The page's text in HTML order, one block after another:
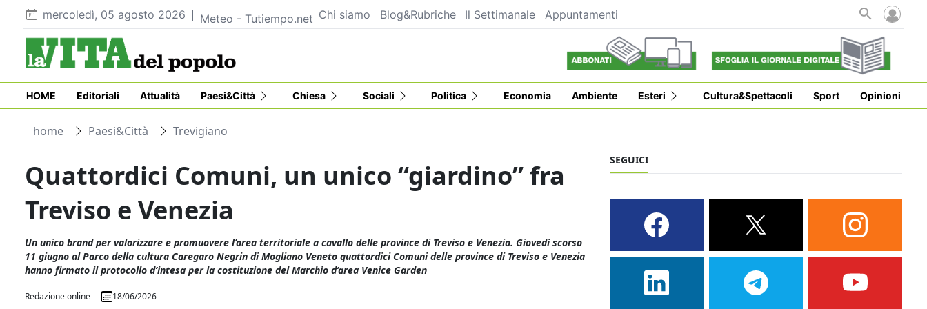
mercoledì, 05 agosto 2026 Meteo - Tutiempo.net Chi siamo Blog&Rubriche Il Settimanale Appuntamenti
HOME Editoriali Attualità Paesi&Città Chiesa Sociali Politica Economia Ambiente Esteri Cultura&Spettacoli Sport Opinioni
home Paesi&Città Trevigiano
Quattordici Comuni, un unico “giardino” fra
Treviso e Venezia
Un unico brand per valorizzare e promuovere l’area territoriale a cavallo delle province di Treviso e Venezia. Giovedì scorso
11 giugno al Parco della cultura Caregaro Negrin di Mogliano Veneto quattordici Comuni delle province di Treviso e Venezia
hanno firmato il protocollo d’intesa per la costituzione del Marchio d’area Venice Garden
Redazione online 18/06/2026
SEGUICI